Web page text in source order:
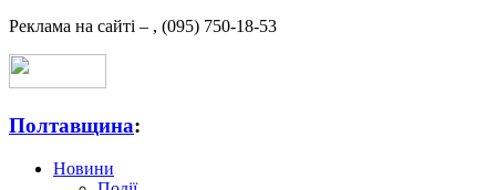
Реклама на сайті – , (095) 750-18-53
Полтавщина:
Новини